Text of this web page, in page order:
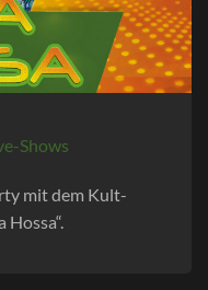
Shows
mit dem Kult-
Hossa“.